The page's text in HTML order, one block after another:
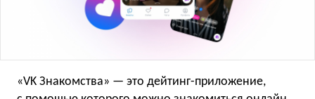
«VK Знакомства» — это дейтинг-приложение,